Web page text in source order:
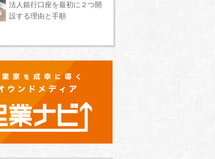
法人銀行口座を最初に２つ開
設する理由と手順